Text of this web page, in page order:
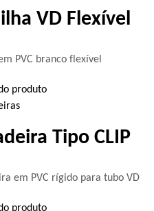
VD Flexível
PVC branco flexível
produto
Tipo CLIP
em PVC rígido para tubo VD
produto